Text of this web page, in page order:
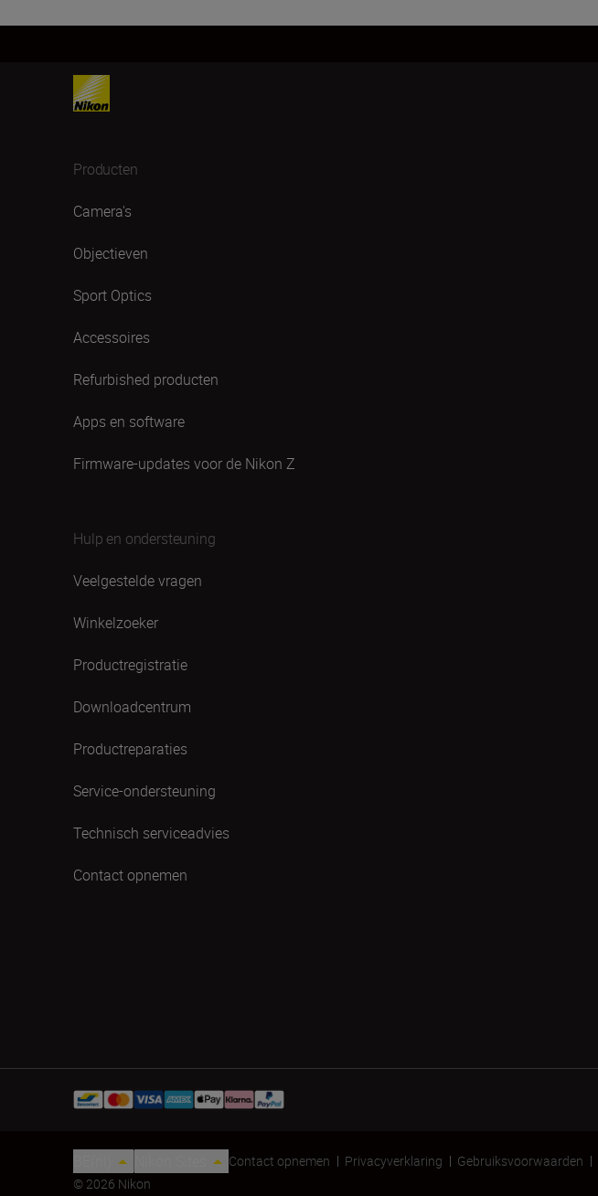
Producten
Camera's
Objectieven
Sport Optics
Accessoires
Refurbished producten
Apps en software
Firmware-updates voor de Nikon Z
Hulp en ondersteuning
Veelgestelde vragen
Winkelzoeker
Productregistratie
Downloadcentrum
Productreparaties
Service-ondersteuning
Technisch serviceadvies
Contact opnemen
Contact opnemen Privacyverklaring Gebruiksvoorwaarden
© 2026 Nikon